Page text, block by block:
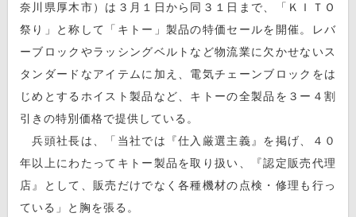
奈川県厚木市）は３月１日から同３１日まで、「ＫＩＴＯ
祭り」と称して「キトー」製品の特価セールを開催。レバ
ーブロックやラッシングベルトなど物流業に欠かせないス
タンダードなアイテムに加え、電気チェーンブロックをは
じめとするホイスト製品など、キトーの全製品を３ー４割
引きの特別価格で提供している。
兵頭社長は、「当社では『仕入厳選主義』を掲げ、４０
年以上にわたってキトー製品を取り扱い、『認定販売代理
店』として、販売だけでなく各種機材の点検・修理も行っ
ている」と胸を張る。